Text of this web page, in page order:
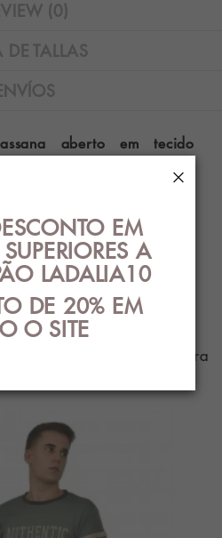
(0)
TALLAS
aberto em tecido
- 50% poliéster.
e XL.
DE
design e estilo para
EM
A
LADALIA10
DE 20% EM
O SITE
×